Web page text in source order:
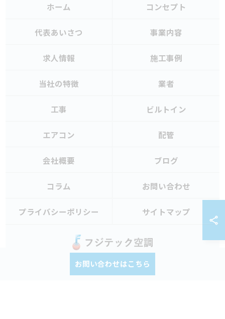
お問い合わせはこちら
ホーム コンセプト
代表あいさつ 事業内容
求人情報 施工事例
当社の特徴 業者
工事 ビルトイン
エアコン 配管
会社概要 ブログ
コラム お問い合わせ
プライバシーポリシー サイトマップ
© 2026 岡山の空調設備ならフジテック空調 ALL RIGHTS RESERVED.